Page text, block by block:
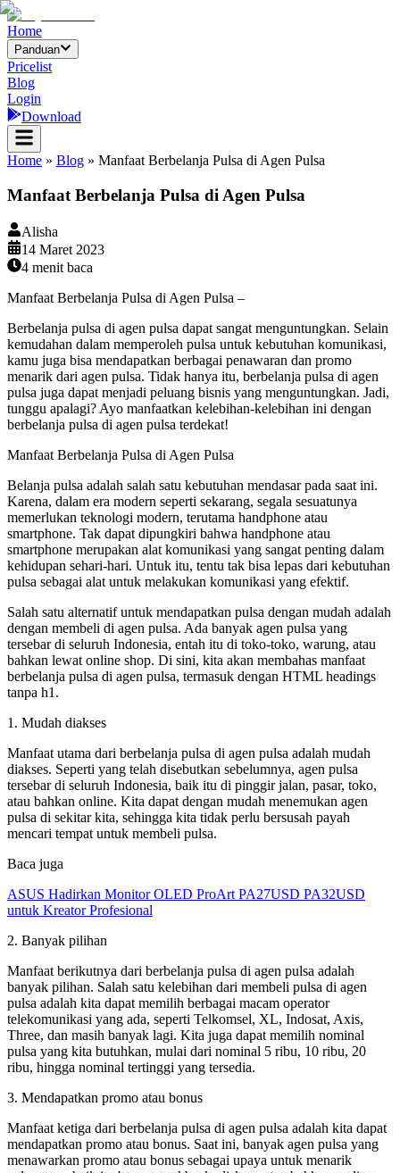
Home
Panduan
Pricelist
Blog
Login
Download
Home » Blog » Manfaat Berbelanja Pulsa di Agen Pulsa
Manfaat Berbelanja Pulsa di Agen Pulsa
Alisha
14 Maret 2023
4 menit baca
Manfaat Berbelanja Pulsa di Agen Pulsa –
Berbelanja pulsa di agen pulsa dapat sangat menguntungkan. Selain
kemudahan dalam memperoleh pulsa untuk kebutuhan komunikasi,
kamu juga bisa mendapatkan berbagai penawaran dan promo
menarik dari agen pulsa. Tidak hanya itu, berbelanja pulsa di agen
pulsa juga dapat menjadi peluang bisnis yang menguntungkan. Jadi,
tunggu apalagi? Ayo manfaatkan kelebihan-kelebihan ini dengan
berbelanja pulsa di agen pulsa terdekat!
Manfaat Berbelanja Pulsa di Agen Pulsa
Belanja pulsa adalah salah satu kebutuhan mendasar pada saat ini.
Karena, dalam era modern seperti sekarang, segala sesuatunya
memerlukan teknologi modern, terutama handphone atau
smartphone. Tak dapat dipungkiri bahwa handphone atau
smartphone merupakan alat komunikasi yang sangat penting dalam
kehidupan sehari-hari. Untuk itu, tentu tak bisa lepas dari kebutuhan
pulsa sebagai alat untuk melakukan komunikasi yang efektif.
Salah satu alternatif untuk mendapatkan pulsa dengan mudah adalah
dengan membeli di agen pulsa. Ada banyak agen pulsa yang
tersebar di seluruh Indonesia, entah itu di toko-toko, warung, atau
bahkan lewat online shop. Di sini, kita akan membahas manfaat
berbelanja pulsa di agen pulsa, termasuk dengan HTML headings
tanpa h1.
1. Mudah diakses
Manfaat utama dari berbelanja pulsa di agen pulsa adalah mudah
diakses. Seperti yang telah disebutkan sebelumnya, agen pulsa
tersebar di seluruh Indonesia, baik itu di pinggir jalan, pasar, toko,
atau bahkan online. Kita dapat dengan mudah menemukan agen
pulsa di sekitar kita, sehingga kita tidak perlu bersusah payah
mencari tempat untuk membeli pulsa.
Baca juga
ASUS Hadirkan Monitor OLED ProArt PA27USD PA32USD
untuk Kreator Profesional
2. Banyak pilihan
Manfaat berikutnya dari berbelanja pulsa di agen pulsa adalah
banyak pilihan. Salah satu kelebihan dari membeli pulsa di agen
pulsa adalah kita dapat memilih berbagai macam operator
telekomunikasi yang ada, seperti Telkomsel, XL, Indosat, Axis,
Three, dan masih banyak lagi. Kita juga dapat memilih nominal
pulsa yang kita butuhkan, mulai dari nominal 5 ribu, 10 ribu, 20
ribu, hingga nominal tertinggi yang tersedia.
3. Mendapatkan promo atau bonus
Manfaat ketiga dari berbelanja pulsa di agen pulsa adalah kita dapat
mendapatkan promo atau bonus. Saat ini, banyak agen pulsa yang
menawarkan promo atau bonus sebagai upaya untuk menarik